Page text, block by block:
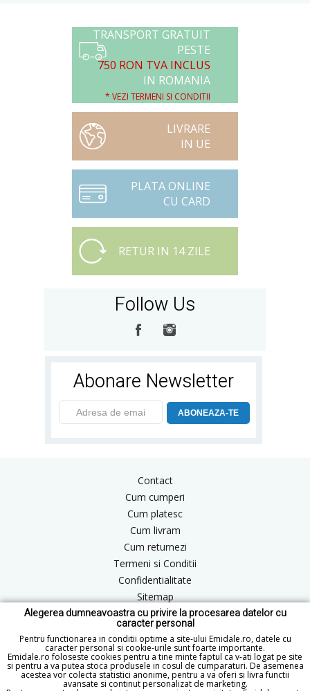
Alegerea dumneavoastra cu privire la procesarea datelor cu
caracter personal
Pentru functionarea in conditii optime a site-ului Emidale.ro, datele cu
caracter personal si cookie-urile sunt foarte importante.
Emidale.ro foloseste cookies pentru a tine minte faptul ca v-ati logat pe site
si pentru a va putea stoca produsele in cosul de cumparaturi. De asemenea
acestea vor colecta statistici anonime, pentru a va oferi si livra functii
avansate si continut personalizat de marketing.
TRANSPORT GRATUIT
PESTE
750 RON TVA INCLUS
IN ROMANIA
* VEZI TERMENI SI CONDITII
LIVRARE
IN UE
PLATA ONLINE
CU CARD
RETUR IN 14 ZILE
Follow Us
Abonare Newsletter
ABONEAZA-TE
Contact
Cum cumperi
Cum platesc
Cum livram
Cum returnezi
Termeni si Conditii
Confidentialitate
Sitemap
Blog
ANPC
office@emidale.ro